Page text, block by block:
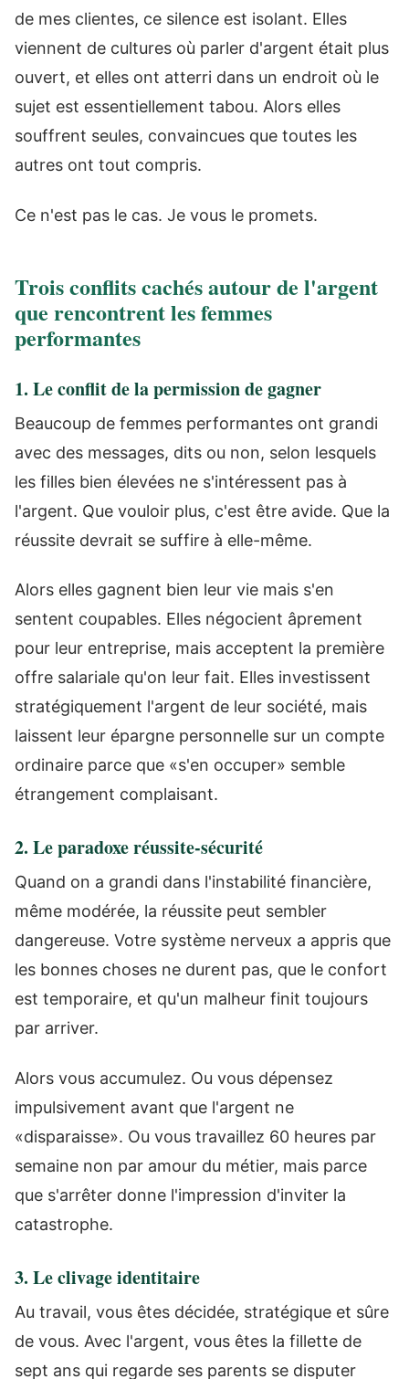
de mes clientes, ce silence est isolant. Elles
viennent de cultures où parler d'argent était plus
ouvert, et elles ont atterri dans un endroit où le
sujet est essentiellement tabou. Alors elles
souffrent seules, convaincues que toutes les
autres ont tout compris.
Ce n'est pas le cas. Je vous le promets.
Trois conflits cachés autour de l'argent
que rencontrent les femmes
performantes
1. Le conflit de la permission de gagner
Beaucoup de femmes performantes ont grandi
avec des messages, dits ou non, selon lesquels
les filles bien élevées ne s'intéressent pas à
l'argent. Que vouloir plus, c'est être avide. Que la
réussite devrait se suffire à elle-même.
Alors elles gagnent bien leur vie mais s'en
sentent coupables. Elles négocient âprement
pour leur entreprise, mais acceptent la première
offre salariale qu'on leur fait. Elles investissent
stratégiquement l'argent de leur société, mais
laissent leur épargne personnelle sur un compte
ordinaire parce que «s'en occuper» semble
étrangement complaisant.
2. Le paradoxe réussite-sécurité
Quand on a grandi dans l'instabilité financière,
même modérée, la réussite peut sembler
dangereuse. Votre système nerveux a appris que
les bonnes choses ne durent pas, que le confort
est temporaire, et qu'un malheur finit toujours
par arriver.
Alors vous accumulez. Ou vous dépensez
impulsivement avant que l'argent ne
«disparaisse». Ou vous travaillez 60 heures par
semaine non par amour du métier, mais parce
que s'arrêter donne l'impression d'inviter la
catastrophe.
3. Le clivage identitaire
Au travail, vous êtes décidée, stratégique et sûre
de vous. Avec l'argent, vous êtes la fillette de
sept ans qui regarde ses parents se disputer